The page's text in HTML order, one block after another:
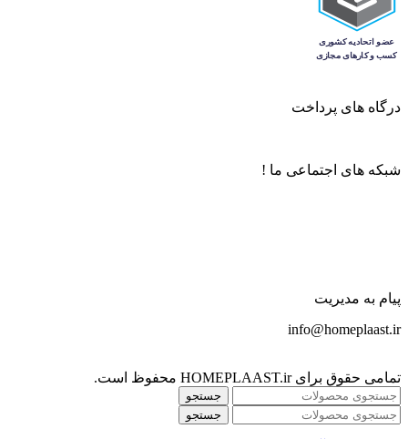
درگاه های پرداخت
شبکه های اجتماعی ما !
پیام به مدیریت
info@homeplaast.ir
تمامی حقوق برای HOMEPLAAST.ir محفوظ است.
جستجو
جستجو